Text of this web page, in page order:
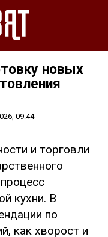
новых
09:44
и торговли
кухни. В
по
как хворост и